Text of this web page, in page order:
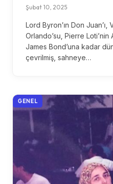
Şubat 10, 2025
Lord Byron’ın Don Juan’ı,
Orlando’su, Pierre Loti’nin
James Bond’una kadar
çevrilmiş, sahneye…
GENEL